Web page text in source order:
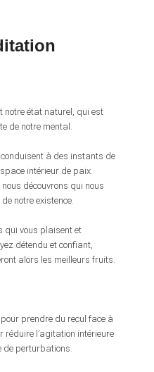
notre état naturel, qui est
de notre mental.
à des instants de
intérieur de paix.
découvrons qui nous
notre existence.
qui vous plaisent et
détendu et confiant,
alors les meilleurs fruits.
prendre du recul face à
réduire l’agitation intérieure
de perturbations.